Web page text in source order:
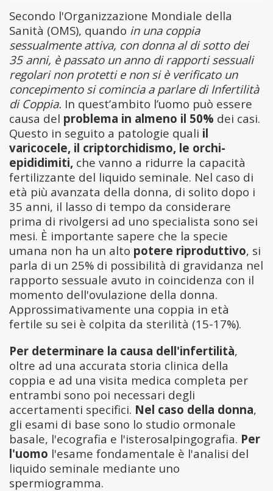
Secondo l'Organizzazione Mondiale della
Sanità (OMS), quando in una coppia
sessualmente attiva, con donna al di sotto dei
35 anni, è passato un anno di rapporti sessuali
regolari non protetti e non si è verificato un
concepimento si comincia a parlare di Infertilità
di Coppia. In quest’ambito l’uomo può essere
causa del problema in almeno il 50% dei casi.
Questo in seguito a patologie quali il
varicocele, il criptorchidismo, le orchi-
epididimiti, che vanno a ridurre la capacità
fertilizzante del liquido seminale. Nel caso di
età più avanzata della donna, di solito dopo i
35 anni, il lasso di tempo da considerare
prima di rivolgersi ad uno specialista sono sei
mesi. È importante sapere che la specie
umana non ha un alto potere riproduttivo, si
parla di un 25% di possibilità di gravidanza nel
rapporto sessuale avuto in coincidenza con il
momento dell'ovulazione della donna.
Approssimativamente una coppia in età
fertile su sei è colpita da sterilità (15-17%).
Per determinare la causa dell'infertilità,
oltre ad una accurata storia clinica della
coppia e ad una visita medica completa per
entrambi sono poi necessari degli
accertamenti specifici. Nel caso della donna,
gli esami di base sono lo studio ormonale
basale, l'ecografia e l'isterosalpingografia. Per
l'uomo l'esame fondamentale è l'analisi del
liquido seminale mediante uno
spermiogramma.